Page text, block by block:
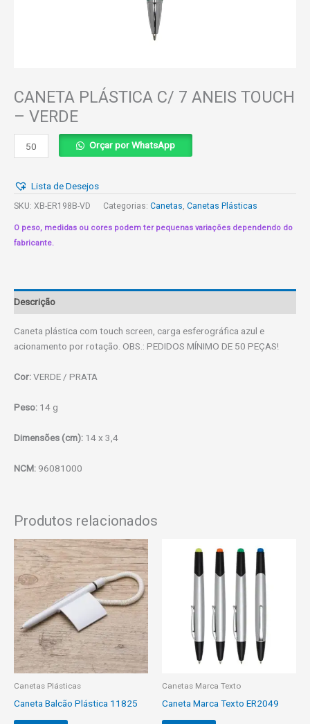
CANETA PLÁSTICA C/ 7 ANEIS TOUCH
– VERDE
CANETA
PLÁSTICA
7
ANEIS
-
VERDE
Orçar por WhatsApp
Lista de Desejos
SKU: XB-ER198B-VD Categorias: Canetas, Canetas Plásticas
O peso, medidas ou cores podem ter pequenas variações dependendo do
fabricante.
Descrição
Caneta plástica com touch screen, carga esferográfica azul e
acionamento por rotação. OBS.: PEDIDOS MÍNIMO DE 50 PEÇAS!
Cor:VERDE / PRATA
Peso: 14 g
Dimensões (cm): 14 x 3,4
NCM: 96081000
Produtos relacionados
Canetas Plásticas
Caneta Balcão Plástica 11825
Canetas Marca Texto
Caneta Marca Texto ER2049